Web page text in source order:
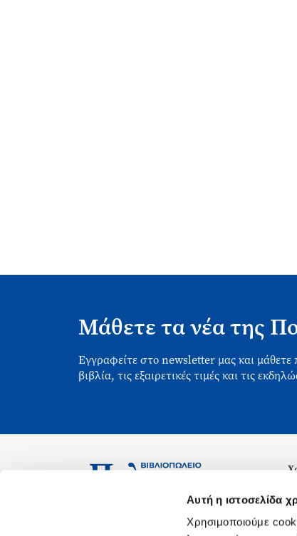
Αυτή η ιστοσελίδα
Χρησιμοποιούμε
Μάθετε τα νέα της
Εγγραφείτε στο newsletter μας και μάθετε
βιβλία, τις εξαιρετικές τιμές και τις
Ασκληπιού 1-3, Αθήνα 106 79